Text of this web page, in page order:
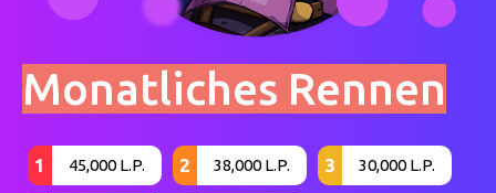
Monatliches Rennen
1 45,000 L.P. 2 38,000 L.P. 3 30,000 L.P.